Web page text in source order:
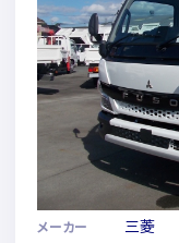
メーカー 三菱